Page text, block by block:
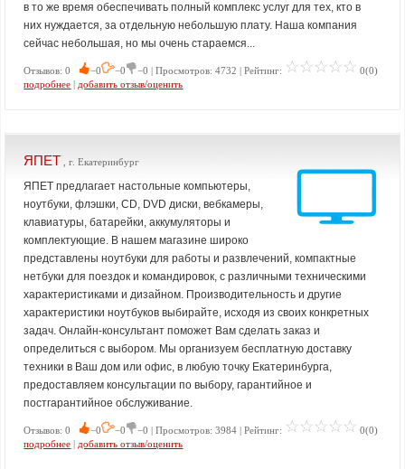
в то же время обеспечивать полный комплекс услуг для тех, кто в
них нуждается, за отдельную небольшую плату. Наша компания
сейчас небольшая, но мы очень стараемся...
Отзывов: 0 −0 −0 −0 | Просмотров: 4732 | Рейтинг:
0(0)
подробнее | добавить отзыв/оценить
ЯПЕТ , г. Екатеринбург
ЯПЕТ предлагает настольные компьютеры,
ноутбуки, флэшки, CD, DVD диски, вебкамеры,
клавиатуры, батарейки, аккумуляторы и
комплектующие. В нашем магазине широко
представлены ноутбуки для работы и развлечений, компактные
нетбуки для поездок и командировок, с различными техническими
характеристиками и дизайном. Производительность и другие
характеристики ноутбуков выбирайте, исходя из своих конкретных
задач. Онлайн-консультант поможет Вам сделать заказ и
определиться с выбором. Мы организуем бесплатную доставку
техники в Ваш дом или офис, в любую точку Екатеринбурга,
предоставляем консультации по выбору, гарантийное и
постгарантийное обслуживание.
Отзывов: 0 −0 −0 −0 | Просмотров: 3984 | Рейтинг:
0(0)
подробнее | добавить отзыв/оценить